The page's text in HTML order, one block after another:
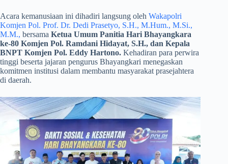
​Acara kemanusiaan ini dihadiri langsung oleh Wakapolri
Komjen Pol. Prof. Dr. Dedi Prasetyo, S.H., M.Hum., M.Si.,
M.M., bersama Ketua Umum Panitia Hari Bhayangkara
ke-80 Komjen Pol. Ramdani Hidayat, S.H., dan Kepala
BNPT Komjen Pol. Eddy Hartono. Kehadiran para perwira
tinggi beserta jajaran pengurus Bhayangkari menegaskan
komitmen institusi dalam membantu masyarakat prasejahtera
di daerah.